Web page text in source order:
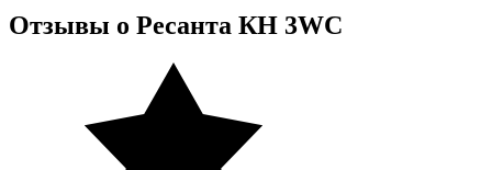
Отзывы о Ресанта КН 3WC